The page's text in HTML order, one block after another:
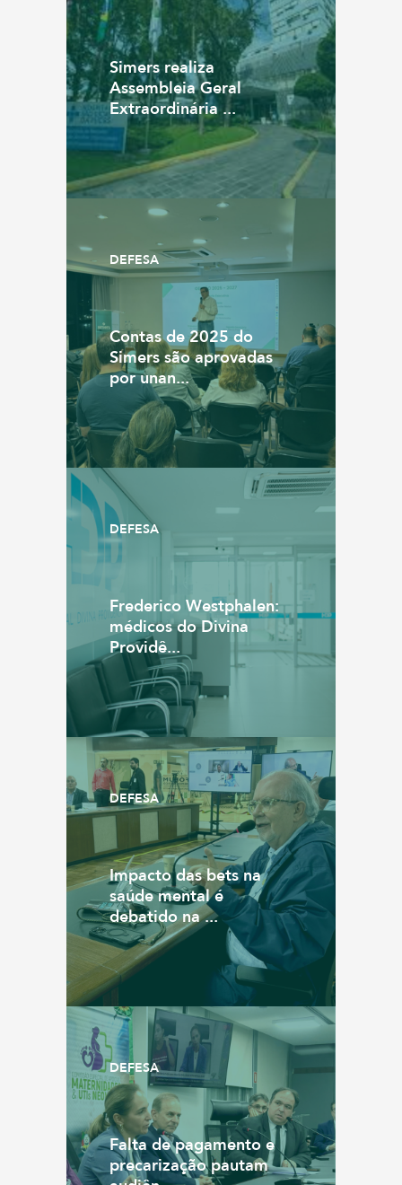
Simers realiza
Assembleia Geral
Extraordinária ...
DEFESA
Contas de 2025 do
Simers são aprovadas
por unan...
DEFESA
Frederico Westphalen:
médicos do Divina
Providê...
DEFESA
Impacto das bets na
saúde mental é
debatido na ...
DEFESA
Falta de pagamento e
precarização pautam